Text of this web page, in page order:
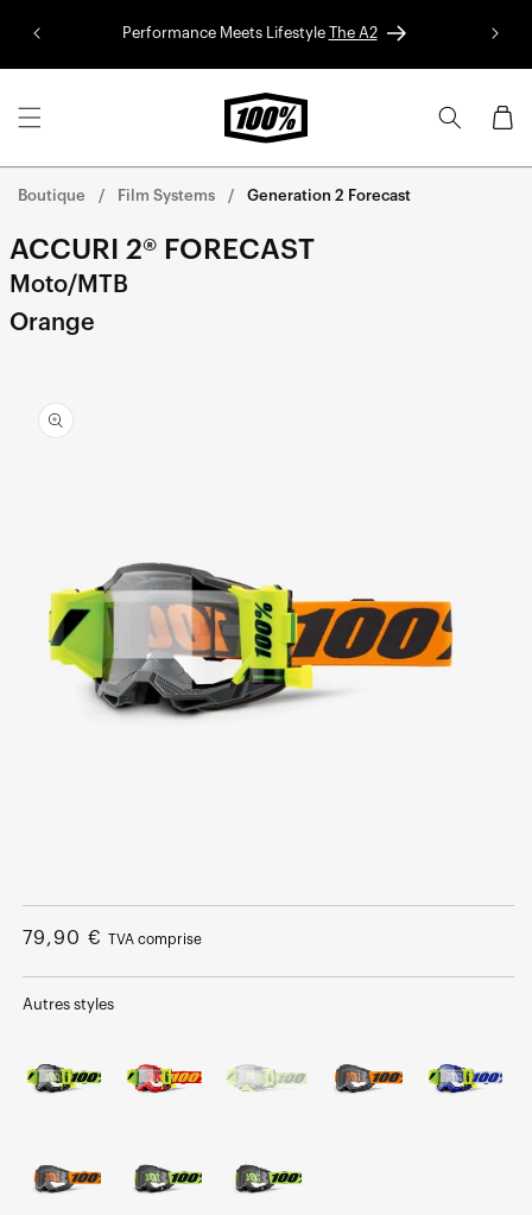
contenu
Performance Meets Lifestyle The A2
Panier
Boutique Film Systems Generation 2 Forecast
ACCURI 2® FORECAST
Moto/MTB
Orange
informations
sur le
le
média
1
une
fenêtre
modale
Prix
79,90 € TVA comprise
Autres styles